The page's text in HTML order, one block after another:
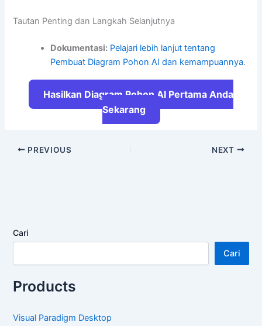
Tautan Penting dan Langkah Selanjutnya
Dokumentasi: Pelajari lebih lanjut tentang
Pembuat Diagram Pohon AI dan kemampuannya.
Hasilkan Diagram Pohon AI Pertama Anda
Sekarang
PREVIOUS NEXT
Cari
Cari
Products
Visual Paradigm Desktop